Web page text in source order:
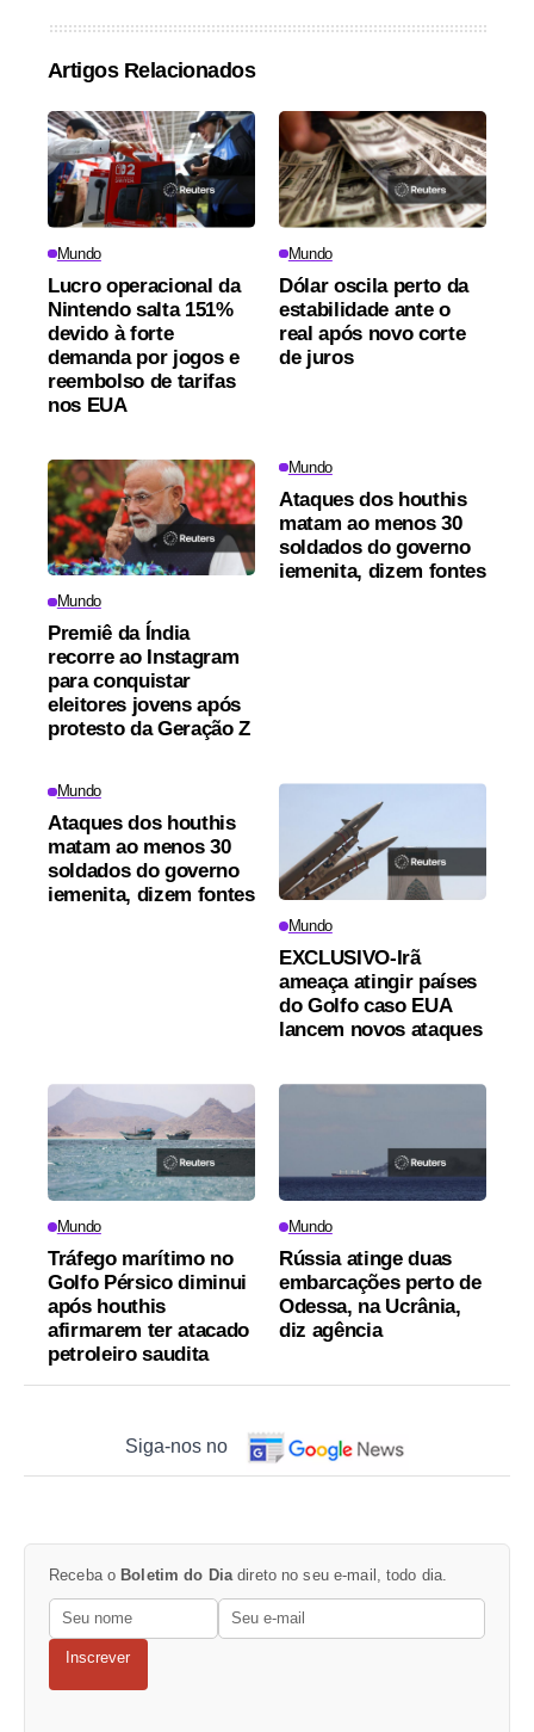
Artigos Relacionados
Mundo
Lucro operacional da
Nintendo salta 151%
devido à forte
demanda por jogos e
reembolso de tarifas
nos EUA
Mundo
Dólar oscila perto da
estabilidade ante o
real após novo corte
de juros
Mundo
Premiê da Índia
recorre ao Instagram
para conquistar
eleitores jovens após
protesto da Geração Z
Mundo
Ataques dos houthis
matam ao menos 30
soldados do governo
iemenita, dizem fontes
Mundo
Ataques dos houthis
matam ao menos 30
soldados do governo
iemenita, dizem fontes
Mundo
EXCLUSIVO-Irã
ameaça atingir países
do Golfo caso EUA
lancem novos ataques
Mundo
Tráfego marítimo no
Golfo Pérsico diminui
após houthis
afirmarem ter atacado
petroleiro saudita
Mundo
Rússia atinge duas
embarcações perto de
Odessa, na Ucrânia,
diz agência
Siga-nos no
Receba o Boletim do Diadireto no seu e-mail, todo dia.
Inscrever